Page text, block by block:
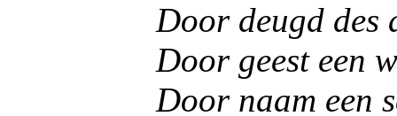
Door deugd des
Door geest een
Door naam een